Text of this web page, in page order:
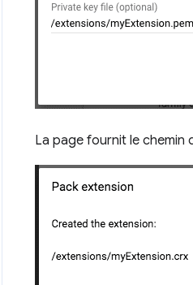
La page fournit le chemin